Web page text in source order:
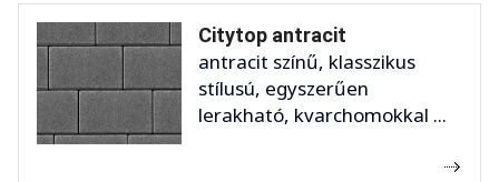
Citytop antracit
antracit színű, klasszikus
stílusú, egyszerűen
lerakható, kvarchomokkal ...